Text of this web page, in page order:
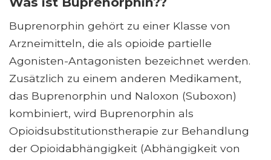
Buprenorphin gehört zu einer Klasse von
Arzneimitteln, die als opioide partielle
Agonisten-Antagonisten bezeichnet werden.
Zusätzlich zu einem anderen Medikament,
das Buprenorphin und Naloxon (Suboxon)
kombiniert, wird Buprenorphin als
Opioidsubstitutionstherapie zur Behandlung
der Opioidabhängigkeit (Abhängigkeit von